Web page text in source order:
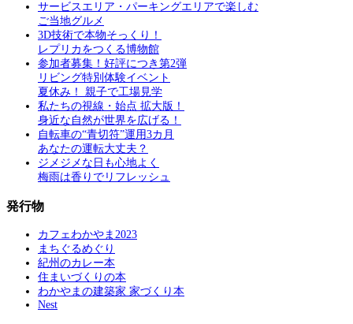
サービスエリア・パーキングエリアで楽しむ
ご当地グルメ
3D技術で本物そっくり！
レプリカをつくる博物館
参加者募集！好評につき第2弾
リビング特別体験イベント
夏休み！ 親子で工場見学
私たちの視線・始点 拡大版！
身近な自然が世界を広げる！
自転車の“青切符”運用3カ月
あなたの運転大丈夫？
ジメジメな日も心地よく
梅雨は香りでリフレッシュ
発行物
カフェわかやま2023
まちぐるめぐり
紀州のカレー本
住まいづくりの本
わかやまの建築家 家づくり本
Nest